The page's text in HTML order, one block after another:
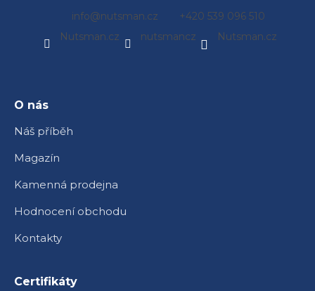
info@nutsman.cz
+420 539 096 510
Nutsman.cz
nutsmancz Nutsman.cz
O nás
Náš příběh
Magazín
Kamenná prodejna
Hodnocení obchodu
Kontakty
Certifikáty